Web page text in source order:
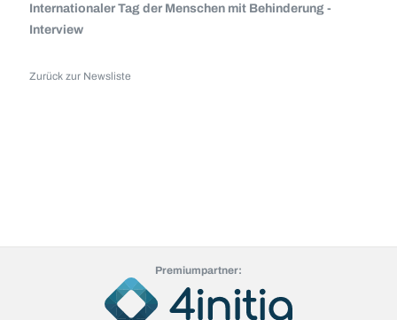
Internationaler Tag der Menschen mit Behinderung -
Interview
Zurück zur Newsliste
Premiumpartner: